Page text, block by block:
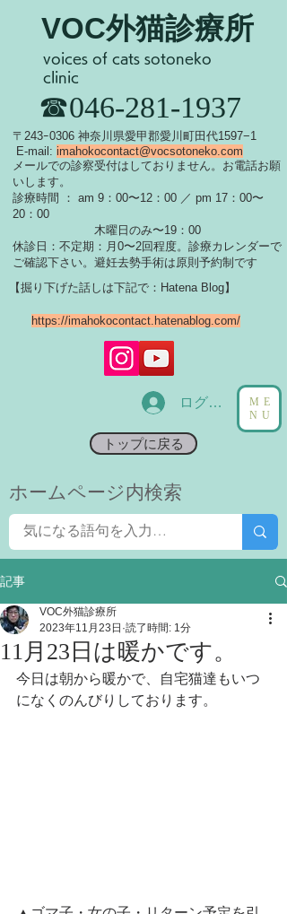
VOC外猫診療所
​☎046-281-1937
​〒243ｰ0306 神奈川県愛甲郡愛川町田代1597−1
E-mail: imahokocontact@vocsotoneko.com
​メールでの診察受付はしておりません。お電話お願
いします。
診療時間 ： am 9：00〜12：00 ／ pm 17：00〜
20：00
木曜日のみ〜19：00
休診日：不定期：月0〜2回程度。診療カレンダーで
ご確認下さい。 ​避妊去勢手術は原則予約制です
voices of cats sotoneko
clinic
ログイン
トップに戻る
ME
NU
https://imahokocontact.hatenablog.com/
【掘り下げた話しは下記で：Hatena Blog】
​ホームページ内検索
記事
11月23日は暖かです。
VOC外猫診療所
2023年11月23日 読了時間: 1分
今日は朝から暖かで、自宅猫達もいつ
になくのんびりしております。